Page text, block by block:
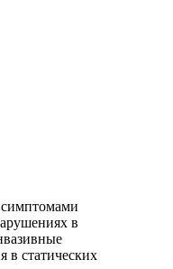
симптомами
в
в статических